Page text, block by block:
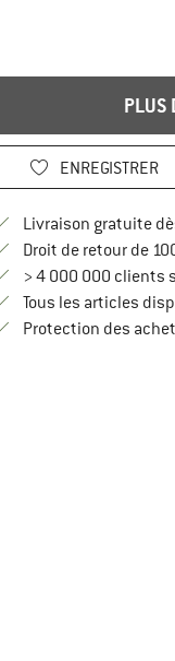
PLUS
ENREGISTRER
Livraison gratuite
Droit de retour de
> 4 000 000 clients
Tous les articles
Protection des